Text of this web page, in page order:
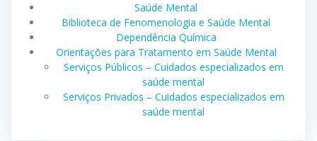
Saúde Mental
Biblioteca de Fenomenologia e Saúde Mental
Dependência Química
Orientações para Tratamento em Saúde Mental
Serviços Públicos – Cuidados especializados em
saúde mental
Serviços Privados – Cuidados especializados em
saúde mental